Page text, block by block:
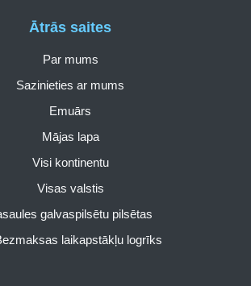
Ātrās saites
Par mums
Sazinieties ar mums
Emuārs
Mājas lapa
Visi kontinentu
Visas valstis
galvaspilsētu pilsētas
laikapstākļu logrīks